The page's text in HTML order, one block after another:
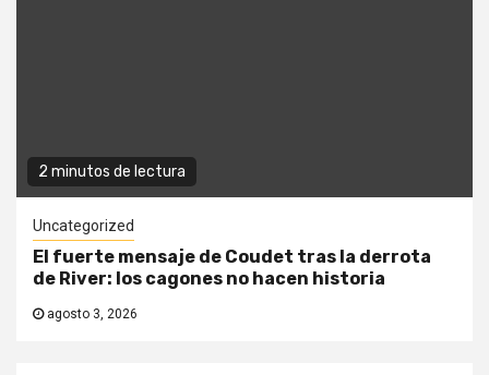
2 minutos de lectura
Uncategorized
El fuerte mensaje de Coudet tras la derrota
de River: los cagones no hacen historia
agosto 3, 2026